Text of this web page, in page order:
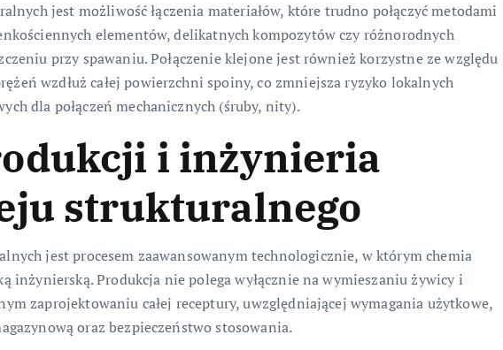
jest możliwość łączenia materiałów, które trudno połączyć metodami
elementów, delikatnych kompozytów czy różnorodnych
przy spawaniu. Połączenie klejone jest również korzystne ze względu
wzdłuż całej powierzchni spoiny, co zmniejsza ryzyko lokalnych
dla połączeń mechanicznych (śruby, nity).
i inżynieria
strukturalnego
jest procesem zaawansowanym technologicznie, w którym chemia
inżynierską. Produkcja nie polega wyłącznie na wymieszaniu żywicy i
zaprojektowaniu całej receptury, uwzględniającej wymagania użytkowe,
oraz bezpieczeństwo stosowania.